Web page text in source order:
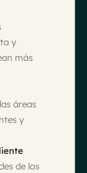
y
más
áreas
y
de los